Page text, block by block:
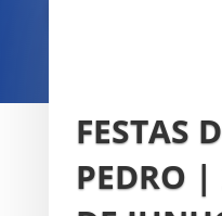
FESTAS
PEDRO